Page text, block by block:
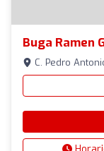
Buga Ramen
C. Pedro